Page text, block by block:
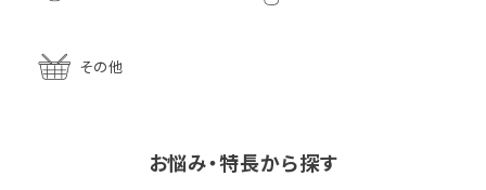
その他
お悩み・特長から探す